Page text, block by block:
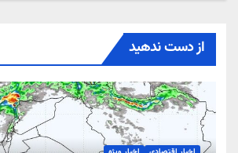
از دست ندهید